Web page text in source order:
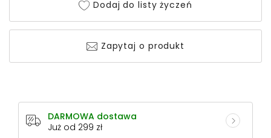
Dodaj do listy życzeń
Zapytaj o produkt
DARMOWA dostawa
Już od 299 zł